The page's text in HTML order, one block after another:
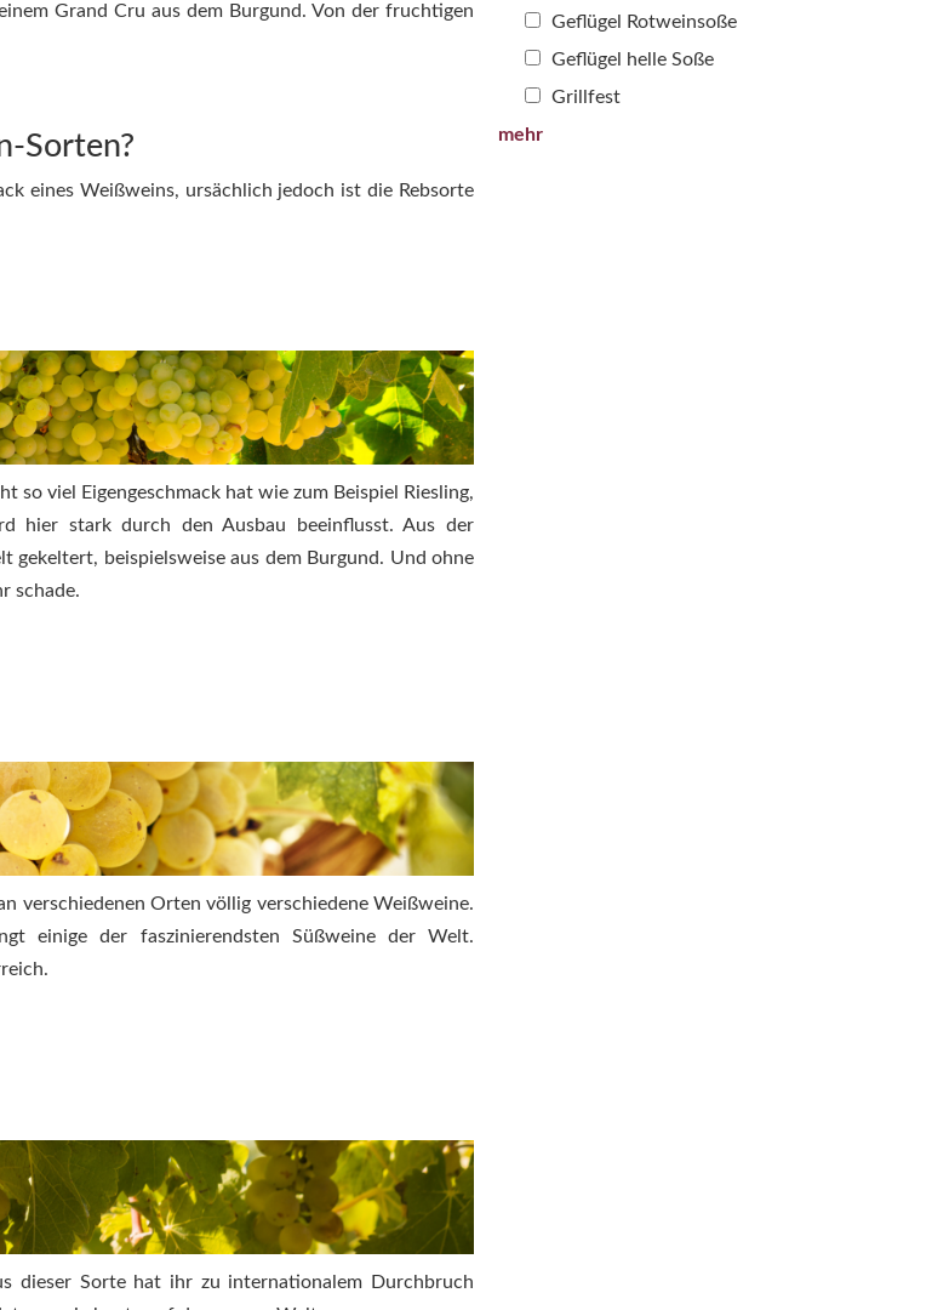
Grand Cru aus dem Burgund. Von der fruchtigen
Sorten?
eines Weißweins, ursächlich jedoch ist die Rebsorte
so viel Eigengeschmack hat wie zum Beispiel Riesling,
hier stark durch den Ausbau beeinflusst. Aus der
gekeltert, beispielsweise aus dem Burgund. Und ohne
schade.
verschiedenen Orten völlig verschiedene Weißweine.
einige der faszinierendsten Süßweine der Welt.
dieser Sorte hat ihr zu internationalem Durchbruch
Geflügel Rotweinsoße
Geflügel helle Soße
Grillfest
mehr